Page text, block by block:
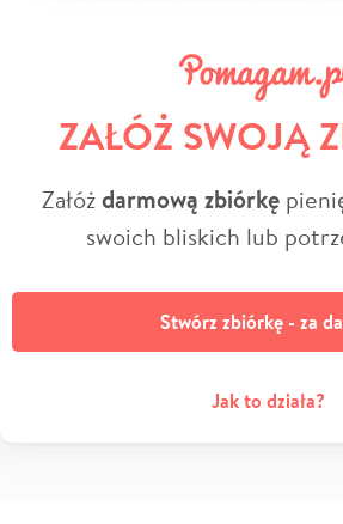
ZAŁÓŻ SWOJĄ
Załóżdarmową zbiórkę
swoich bliskich lub
Stwórz zbiórkę - za
Jak to działa?